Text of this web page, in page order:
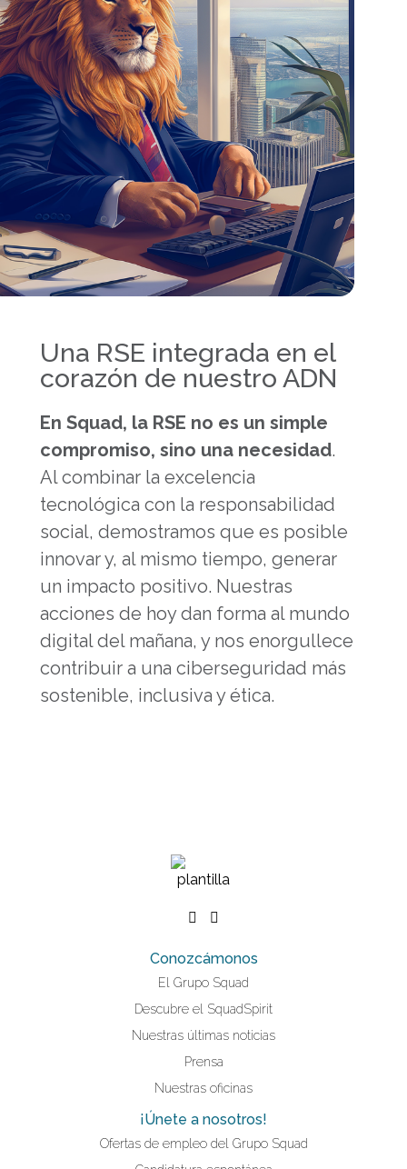
Una RSE integrada en el
corazón de nuestro ADN
En Squad, la RSE no es un simple
compromiso, sino una necesidad.
Al combinar la excelencia
tecnológica con la responsabilidad
social, demostramos que es posible
innovar y, al mismo tiempo, generar
un impacto positivo. Nuestras
acciones de hoy dan forma al mundo
digital del mañana, y nos enorgullece
contribuir a una ciberseguridad más
sostenible, inclusiva y ética.
Conozcámonos
El Grupo Squad
Descubre el SquadSpirit
Nuestras últimas noticias
Prensa
Nuestras oficinas
¡Únete a nosotros!
Ofertas de empleo del Grupo Squad